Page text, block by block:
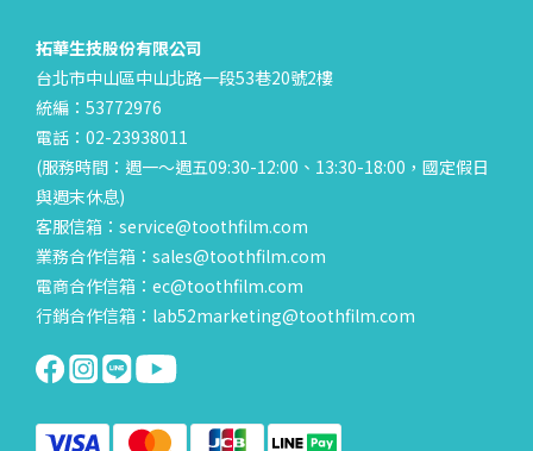
拓華生技股份有限公司
台北市中山區中山北路一段53巷20號2樓
統編：53772976
電話：02-23938011
(服務時間：週一～週五09:30-12:00、13:30-18:00，國定假日
與週末休息)
客服信箱：service@toothfilm.com
業務合作信箱：sales@toothfilm.com
電商合作信箱：ec@toothfilm.com
行銷合作信箱：lab52marketing@toothfilm.com